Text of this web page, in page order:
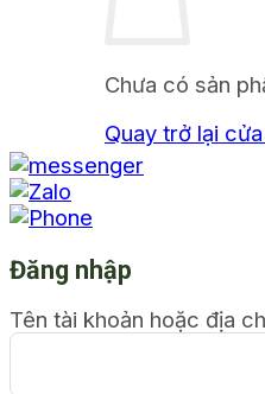
Chưa có sản
Quay trở lại
Đăng nhập
Tên tài khoản hoặc địa